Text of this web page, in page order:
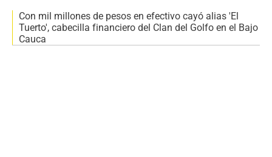
Con mil millones de pesos en efectivo cayó alias 'El
Tuerto', cabecilla financiero del Clan del Golfo en el Bajo
Cauca